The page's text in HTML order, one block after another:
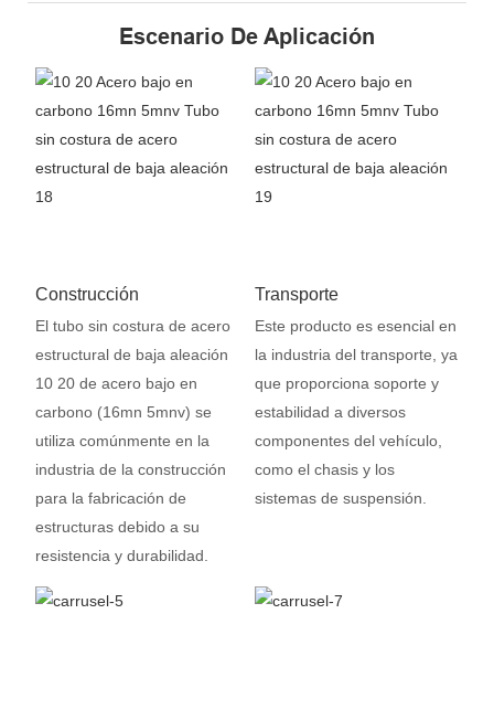
Escenario De Aplicación
Construcción
El tubo sin costura de acero
estructural de baja aleación
10 20 de acero bajo en
carbono (16mn 5mnv) se
utiliza comúnmente en la
industria de la construcción
para la fabricación de
estructuras debido a su
resistencia y durabilidad.
Transporte
Este producto es esencial en
la industria del transporte, ya
que proporciona soporte y
estabilidad a diversos
componentes del vehículo,
como el chasis y los
sistemas de suspensión.